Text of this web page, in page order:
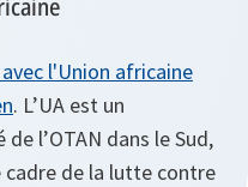
l'Union africaine
. L’UA est un
l’OTAN dans le Sud,
de la lutte contre